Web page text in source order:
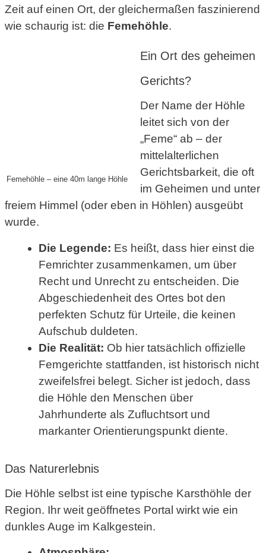
Zeit auf einen Ort, der gleichermaßen faszinierend
wie schaurig ist: die Femehöhle.
Femehöhle – eine 40m lange Höhle
Ein Ort des geheimen
Gerichts?
Der Name der Höhle
leitet sich von der
„Feme“ ab – der
mittelalterlichen
Gerichtsbarkeit, die oft
im Geheimen und unter
freiem Himmel (oder eben in Höhlen) ausgeübt
wurde.
Die Legende: Es heißt, dass hier einst die
Femrichter zusammenkamen, um über
Recht und Unrecht zu entscheiden. Die
Abgeschiedenheit des Ortes bot den
perfekten Schutz für Urteile, die keinen
Aufschub duldeten.
Die Realität: Ob hier tatsächlich offizielle
Femgerichte stattfanden, ist historisch nicht
zweifelsfrei belegt. Sicher ist jedoch, dass
die Höhle den Menschen über
Jahrhunderte als Zufluchtsort und
markanter Orientierungspunkt diente.
Das Naturerlebnis
Die Höhle selbst ist eine typische Karsthöhle der
Region. Ihr weit geöffnetes Portal wirkt wie ein
dunkles Auge im Kalkgestein.